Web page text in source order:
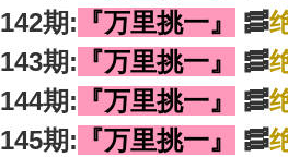
142期: 『万里挑一』 🥓
143期: 『万里挑一』 🥓
144期: 『万里挑一』 🥓
145期: 『万里挑一』 🥓